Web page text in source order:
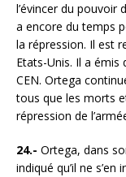
l’évincer du pouvoir
a encore du temps
la répression. Il est
Etats-Unis. Il a émis
CEN. Ortega
tous que les morts
répression de
24.- Ortega, dans
indiqué qu’il ne s’en